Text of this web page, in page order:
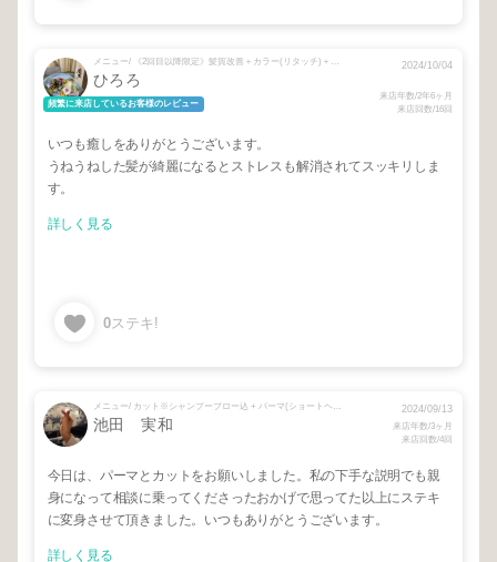
メニュー/ 《2回目以降限定》髪質改善＋カラー(リタッチ)＋カット♪
ひろろ
頻繁に来店しているお客様のレビュー
2024/10/04
来店年数/2年6ヶ月
来店回数/16回
いつも癒しをありがとうございます。
うねうねした髪が綺麗になるとストレスも解消されてスッキリしま
す。
詳しく見る
0ステキ!
メニュー/ カット※シャンプーブロー込 + パーマ(ショートヘア価格)
池田 実和
2024/09/13
来店年数/3ヶ月
来店回数/4回
今日は、パーマとカットをお願いしました。私の下手な説明でも親
身になって相談に乗ってくださったおかげで思ってた以上にステキ
に変身させて頂きました。いつもありがとうございます。
詳しく見る